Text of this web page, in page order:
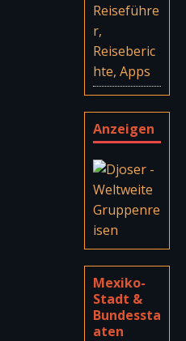
Reiseführe
r,
Reiseberic
hte, Apps
Anzeigen
Mexiko-
Stadt &
Bundessta
aten